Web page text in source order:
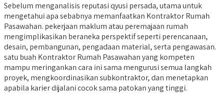
Sebelum menganalisis reputasi qyusi persada, utama untuk
mengetahui apa sebabnya memanfaatkan Kontraktor Rumah
Pasawahan. pekerjaan maklum atau peremajaan rumah
mengimplikasikan beraneka perspektif seperti perencanaan,
desain, pembangunan, pengadaan material, serta pengawasan.
satu buah Kontraktor Rumah Pasawahan yang kompeten
mampu meringankan cara ini sama mengurusi semua langkah
proyek, mengkoordinasikan subkontraktor, dan menetapkan
apabila karier dijalani cocok sama patokan yang tinggi.